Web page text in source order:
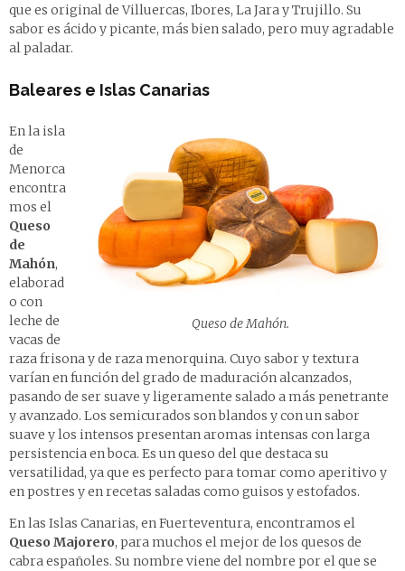
que es original de Villuercas, Ibores, La Jara y Trujillo. Su
sabor es ácido y picante, más bien salado, pero muy agradable
al paladar.
Baleares e Islas Canarias
Queso de Mahón.
En la isla
de
Menorca
encontra
mos el
Queso
de
Mahón,
elaborad
o con
leche de
vacas de
raza frisona y de raza menorquina. Cuyo sabor y textura
varían en función del grado de maduración alcanzados,
pasando de ser suave y ligeramente salado a más penetrante
y avanzado. Los semicurados son blandos y con un sabor
suave y los intensos presentan aromas intensas con larga
persistencia en boca. Es un queso del que destaca su
versatilidad, ya que es perfecto para tomar como aperitivo y
en postres y en recetas saladas como guisos y estofados.
En las Islas Canarias, en Fuerteventura, encontramos el
Queso Majorero, para muchos el mejor de los quesos de
cabra españoles. Su nombre viene del nombre por el que se